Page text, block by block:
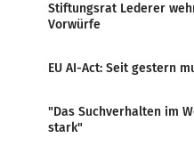
Stiftungsrat Lederer
Vorwürfe
EU AI-Act: Seit gestern
"Das Suchverhalten im
stark"